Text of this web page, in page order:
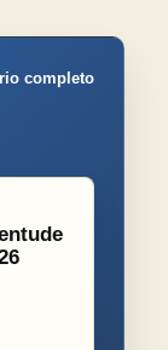
completo